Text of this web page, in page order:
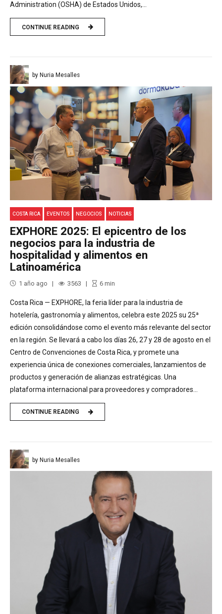
Administration (OSHA) de Estados Unidos,...
CONTINUE READING
by Nuria Mesalles
COSTA RICA EVENTOS NEGOCIOS NOTICIAS
EXPHORE 2025: El epicentro de los
negocios para la industria de
hospitalidad y alimentos en
Latinoamérica
1 año ago 3563 6min
Costa Rica — EXPHORE, la feria líder para la industria de
hotelería, gastronomía y alimentos, celebra este 2025 su 25ª
edición consolidándose como el evento más relevante del sector
en la región. Se llevará a cabo los días 26, 27 y 28 de agosto en el
Centro de Convenciones de Costa Rica, y promete una
experiencia única de conexiones comerciales, lanzamientos de
productos y generación de alianzas estratégicas. Una
plataforma internacional para proveedores y compradores...
CONTINUE READING
by Nuria Mesalles